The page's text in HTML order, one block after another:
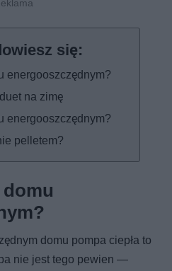
energooszczędnym?
na zimę
energooszczędnym?
pelletem?
domu pompa ciepła to
nie jest tego pewien —